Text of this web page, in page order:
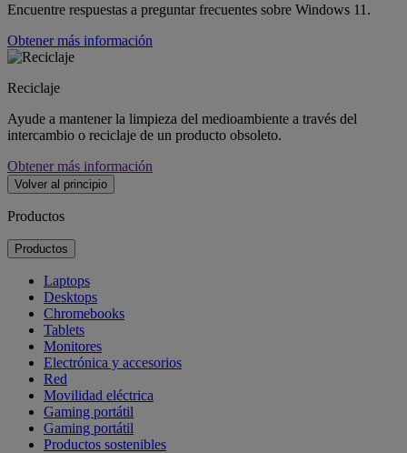
Encuentre respuestas a preguntar frecuentes sobre Windows 11.
Obtener más información
Reciclaje
Ayude a mantener la limpieza del medioambiente a través del
intercambio o reciclaje de un producto obsoleto.
Obtener más información
Volver al principio
Productos
Productos
Laptops
Desktops
Chromebooks
Tablets
Monitores
Electrónica y accesorios
Red
Movilidad eléctrica
Gaming portátil
Gaming portátil
Productos sostenibles